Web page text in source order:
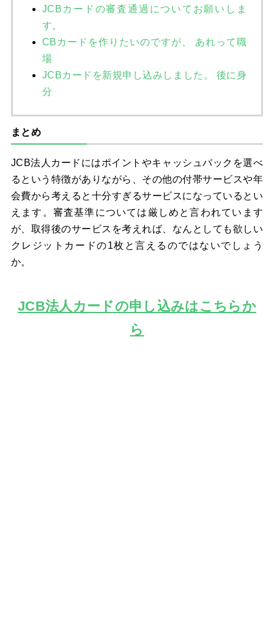
JCBカードの審査通過についてお願いしま
す。
CBカードを作りたいのですが、 あれって職
場
JCBカードを新規申し込みしました。 後に身
分
まとめ
JCB法人カードにはポイントやキャッシュバックを選べ
るという特徴がありながら、その他の付帯サービスや年
会費から考えると十分すぎるサービスになっているとい
えます。審査基準については厳しめと言われています
が、取得後のサービスを考えれば、なんとしても欲しい
クレジットカードの1枚と言えるのではないでしょう
か。
JCB法人カードの申し込みはこちらか
ら